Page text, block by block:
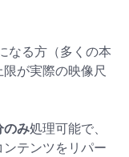
なる方（多くの本
が実際の映像尺
のみ処理可能で、
テンツをリパー